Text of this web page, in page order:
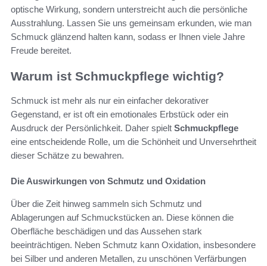
optische Wirkung, sondern unterstreicht auch die persönliche
Ausstrahlung. Lassen Sie uns gemeinsam erkunden, wie man
Schmuck glänzend halten kann, sodass er Ihnen viele Jahre
Freude bereitet.
Warum ist Schmuckpflege wichtig?
Schmuck ist mehr als nur ein einfacher dekorativer
Gegenstand, er ist oft ein emotionales Erbstück oder ein
Ausdruck der Persönlichkeit. Daher spielt Schmuckpflege
eine entscheidende Rolle, um die Schönheit und Unversehrtheit
dieser Schätze zu bewahren.
Die Auswirkungen von Schmutz und Oxidation
Über die Zeit hinweg sammeln sich Schmutz und
Ablagerungen auf Schmuckstücken an. Diese können die
Oberfläche beschädigen und das Aussehen stark
beeinträchtigen. Neben Schmutz kann Oxidation, insbesondere
bei Silber und anderen Metallen, zu unschönen Verfärbungen